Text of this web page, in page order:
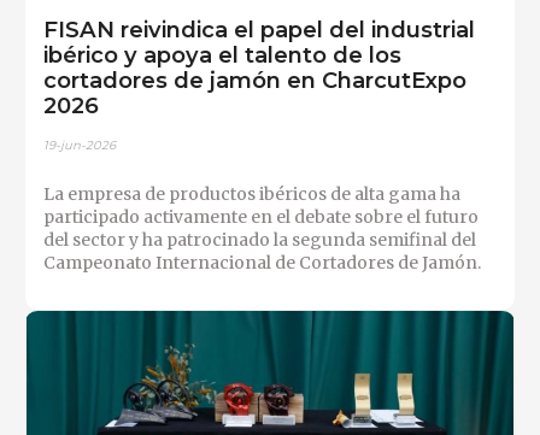
FISAN reivindica el papel del industrial
ibérico y apoya el talento de los
cortadores de jamón en CharcutExpo
2026
19-jun-2026
La empresa de productos ibéricos de alta gama ha
participado activamente en el debate sobre el futuro
del sector y ha patrocinado la segunda semifinal del
Campeonato Internacional de Cortadores de Jamón.